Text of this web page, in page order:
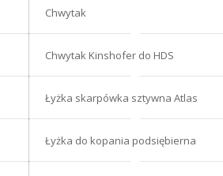
Chwytak
Chwytak Kinshofer do HDS
Łyżka skarpówka sztywna Atlas
Łyżka do kopania podsiębierna